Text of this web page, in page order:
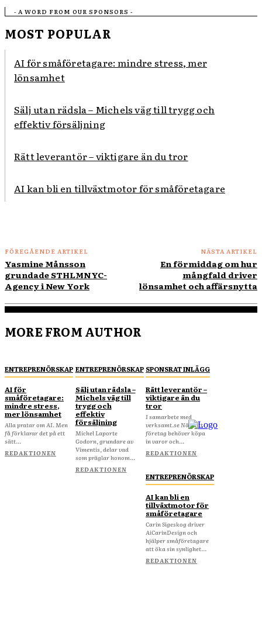
- A WORD FROM OUR SPONSORS -
MOST POPULAR
AI för småföretagare: mindre stress, mer
lönsamhet
Sälj utan rädsla – Michels väg till trygg och
effektiv försäljning
Rätt leverantör – viktigare än du tror
AI kan bli en tillväxtmotor för småföretagare
FÖREGÅENDE ARTIKEL
Yasmine Månsson
grundade STHLMNYC-
Agency i New York
NÄSTA ARTIKEL
En förmiddag om hur
mångfald driver
lönsamhet och affärsnytta
MORE FROM AUTHOR
ENTREPRENÖRSKAP
AI för
småföretagare:
mindre stress,
mer lönsamhet
Alla pratar om AI. Men
få förklarar det på ett
sätt...
REDAKTIONEN
ENTREPRENÖRSKAP
Sälj utan rädsla –
Michels väg till
trygg och
effektiv
försäljning
Michel Laporte
Godorn, grundare av
Vimentis, delar vad
som präglar honom...
REDAKTIONEN
SPONSRAT INLÄGG
Rätt leverantör –
viktigare än du
tror
I samarbete med
verksamt.se När ditt
företag behöver köpa
in varor och...
REDAKTIONEN
ENTREPRENÖRSKAP
AI kan bli en
tillväxtmotor för
småföretagare
Carin Sigeskog driver
AiCarinDesign och
hjälper småföretagare
att öka sin synlighet...
REDAKTIONEN